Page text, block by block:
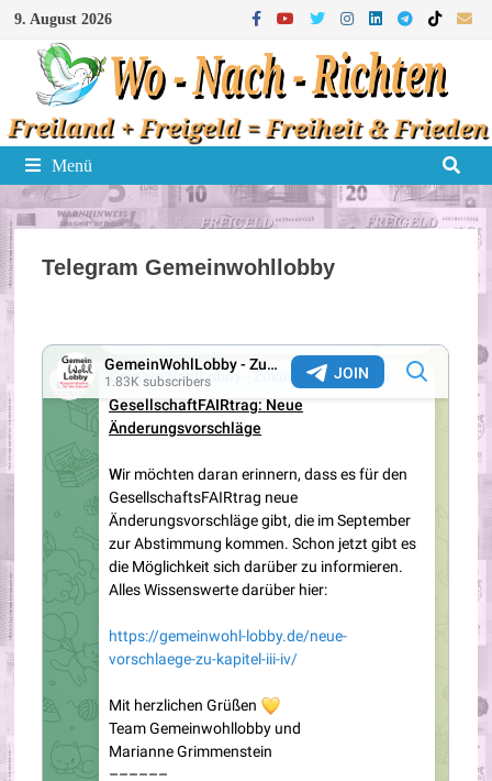
Zum
Inhalt
springen
9. August 2026
Menü
Telegram Gemeinwohllobby